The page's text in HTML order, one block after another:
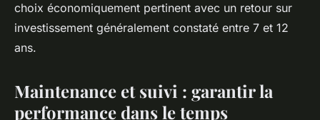
choix économiquement pertinent avec un retour sur
investissement généralement constaté entre 7 et 12
ans.
Maintenance et suivi : garantir la
performance dans le temps